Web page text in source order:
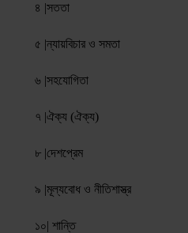
৪️ |সততা
৫️ |ন্যায়বিচার ও সমতা
৬️ |সহযোগিতা
৭️ |ঐক্য (ঐক্য)
৮️ |দেশপ্রেম
৯️ |মূল্যবোধ ও নীতিশাস্ত্র
১০| শান্তি